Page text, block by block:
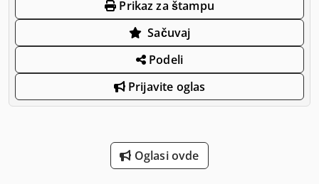
Prikaz za štampu
Sačuvaj
Podeli
Prijavite oglas
Oglasi ovde